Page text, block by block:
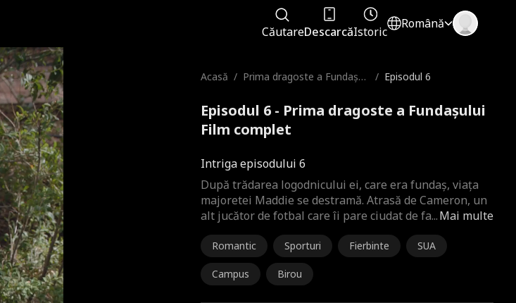
CăutareDescarcăIstoric
Română
Acasă / Prima dragoste a Fundașul
/ Episodul 6
Episodul 6 - Prima dragoste a Fundașului
Film complet
Intriga episodului 6
Mai multe
După trădarea logodnicului ei, care era fundaș, viața
majoretei Maddie se destramă. Atrasă de Cameron, un
alt jucător de fotbal care îi pare ciudat de fa...
Romantic Sporturi Fierbinte SUA
Campus Birou